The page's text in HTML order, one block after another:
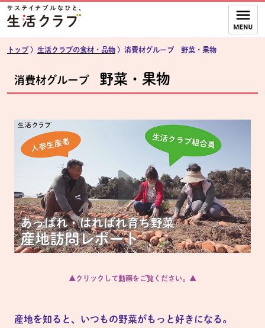
ページの先頭です。
本文へジャンプする。
トップ〉 生活クラブの食材・品物 〉消費材グループ 野菜・果物
消費材グループ 野菜・果物
▲クリックして動画をご覧ください。▲
産地を知ると、いつもの野菜がもっと好きになる。